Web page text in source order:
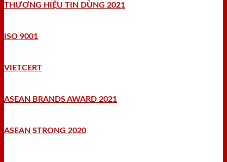
THƯƠNG HIỆU TIN DÙNG 2021
ISO 9001
VIETCERT
ASEAN BRANDS AWARD 2021
ASEAN STRONG 2020